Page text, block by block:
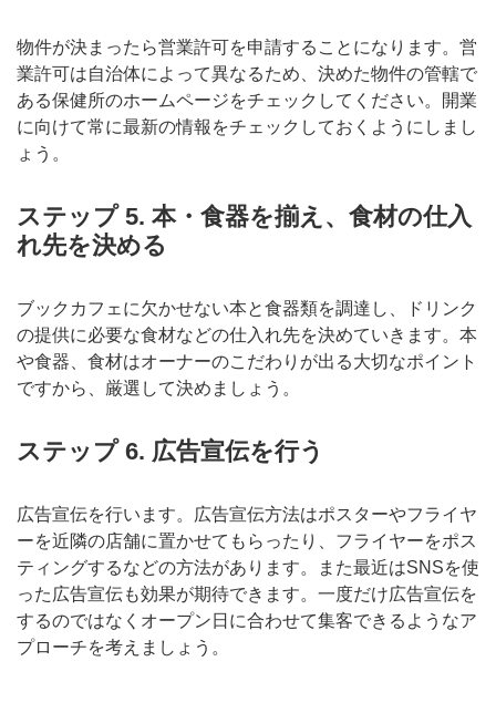
物件が決まったら営業許可を申請することになります。営
業許可は自治体によって異なるため、決めた物件の管轄で
ある保健所のホームページをチェックしてください。開業
に向けて常に最新の情報をチェックしておくようにしまし
ょう。
ステップ 5. 本・食器を揃え、食材の仕入
れ先を決める
ブックカフェに欠かせない本と食器類を調達し、ドリンク
の提供に必要な食材などの仕入れ先を決めていきます。本
や食器、食材はオーナーのこだわりが出る大切なポイント
ですから、厳選して決めましょう。
ステップ 6. 広告宣伝を行う
広告宣伝を行います。広告宣伝方法はポスターやフライヤ
ーを近隣の店舗に置かせてもらったり、フライヤーをポス
ティングするなどの方法があります。また最近はSNSを使
った広告宣伝も効果が期待できます。一度だけ広告宣伝を
するのではなくオープン日に合わせて集客できるようなア
プローチを考えましょう。